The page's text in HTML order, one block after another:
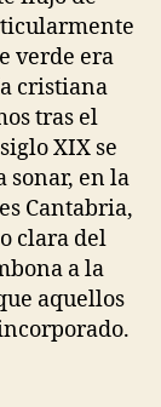
verde era
cristiana
tras el
XIX se
sonar, en la
Cantabria,
clara del
a la
aquellos